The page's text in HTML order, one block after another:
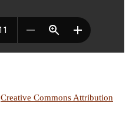
Creative Commons Attribution